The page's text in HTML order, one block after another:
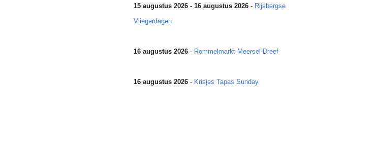
15 augustus 2026 - 16 augustus 2026- Rijsbergse
Vliegerdagen
16 augustus 2026- Rommelmarkt Meersel-Dreef
16 augustus 2026- Krisjes Tapas Sunday